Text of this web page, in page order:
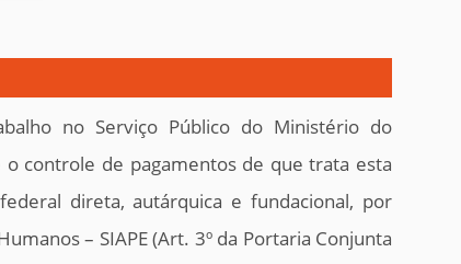
no Serviço Público do Ministério do
o controle de pagamentos de que trata esta
direta, autárquica e fundacional, por
– SIAPE (Art. 3º da Portaria Conjunta